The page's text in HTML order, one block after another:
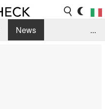
News
...